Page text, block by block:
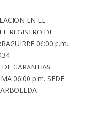
EN EL
REGISTRO DE
06:00 p.m.
GARANTIAS
06:00 p.m. SEDE